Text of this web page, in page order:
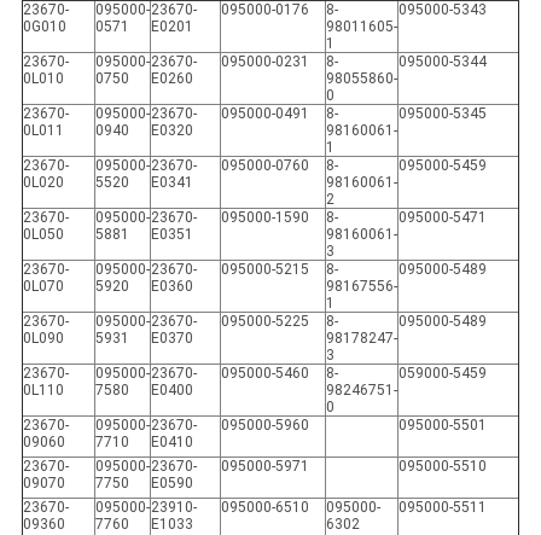
23670-
0G010
095000-
0571
23670-
E0201
095000-0176
8-
98011605-
1
095000-5343
23670-
0L010
095000-
0750
23670-
E0260
095000-0231
8-
98055860-
0
095000-5344
23670-
0L011
095000-
0940
23670-
E0320
095000-0491
8-
98160061-
1
095000-5345
23670-
0L020
095000-
5520
23670-
E0341
095000-0760
8-
98160061-
2
095000-5459
23670-
0L050
095000-
5881
23670-
E0351
095000-1590
8-
98160061-
3
095000-5471
23670-
0L070
095000-
5920
23670-
E0360
095000-5215
8-
98167556-
1
095000-5489
23670-
0L090
095000-
5931
23670-
E0370
095000-5225
8-
98178247-
3
095000-5489
23670-
0L110
095000-
7580
23670-
E0400
095000-5460
8-
98246751-
0
059000-5459
23670-
09060
095000-
7710
23670-
E0410
095000-5960 095000-5501
23670-
09070
095000-
7750
23670-
E0590
095000-5971 095000-5510
23670-
09360
095000-
7760
23910-
E1033
095000-6510
095000-
6302
095000-5511